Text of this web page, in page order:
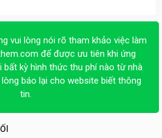
vui lòng nói rõ tham khảo việc làm
để được ưu tiên khi ứng
bất kỳ hình thức thu phí nào từ nhà
báo lại cho website biết thông
tin.